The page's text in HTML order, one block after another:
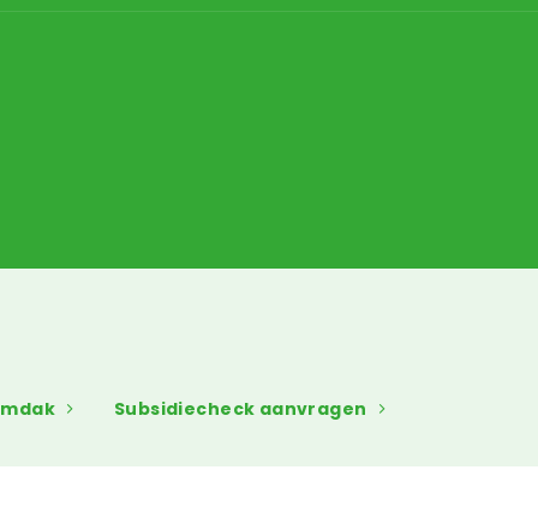
Subsidiecheck aanvragen